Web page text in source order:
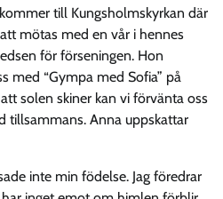
till Kungsholmskyrkan där
mötas med en vår i hennes
för förseningen. Hon
med “Gympa med Sofia” på
solen skiner kan vi förvänta oss
tillsammans. Anna uppskattar
inte min födelse. Jag föredrar